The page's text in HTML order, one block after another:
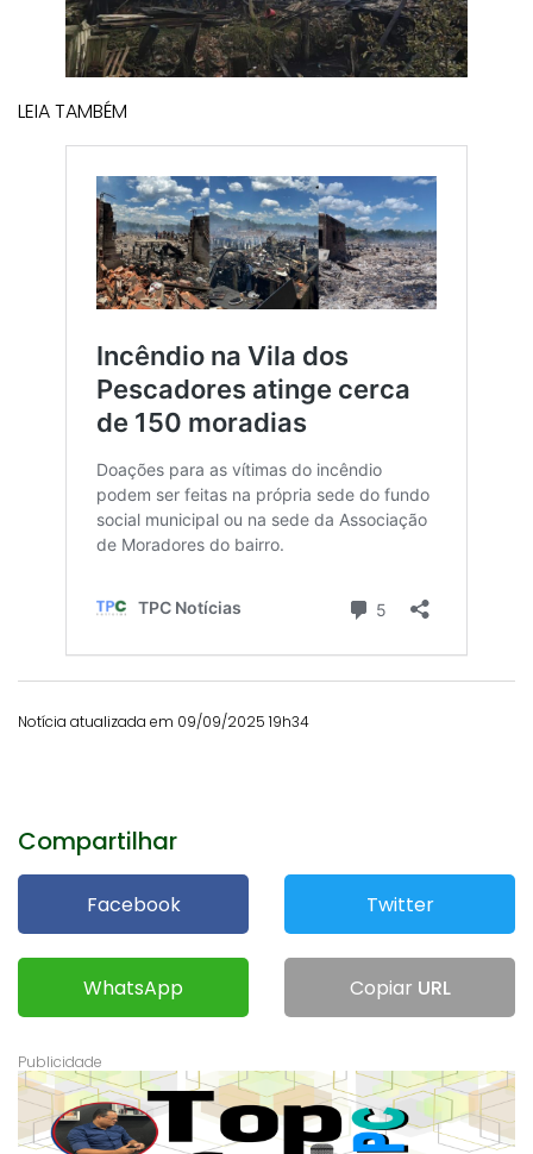
LEIA TAMBÉM
Notícia atualizada em 09/09/2025 19h34
Compartilhar
Facebook Twitter
WhatsApp Copiar URL